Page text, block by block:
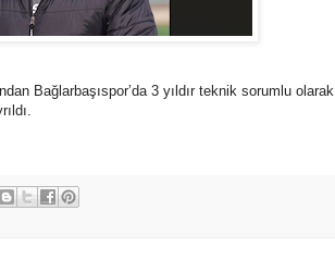
Bağlarbaşıspor’da 3 yıldır teknik sorumlu olarak